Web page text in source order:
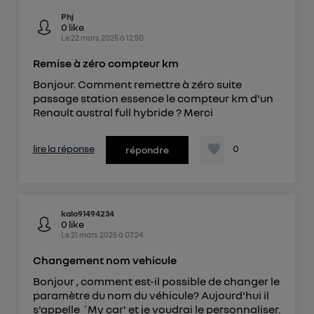
Phj
0 like
Le 22 mars 2025à 12:50
Remise à zéro compteur km
Bonjour. Comment remettre à zéro suite
passage station essence le compteur km d'un
Renault austral full hybride ? Merci
lire la réponse répondre 0
kalo91494234
0 like
Le 21 mars 2025à 07:24
Changement nom vehicule
Bonjour , comment est-il possible de changer le
paramètre du nom du véhicule? Aujourd'hui il
s'appelle ´My car' et je voudrai le personnaliser.